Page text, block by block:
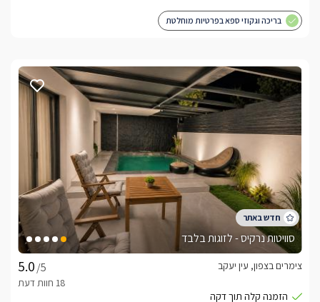
בריכה וגקוזי ספא בפרטיות מוחלטת
סוויטות נרקיס - לזוגות בלבד
/5
צימרים בצפון, עין יעקב